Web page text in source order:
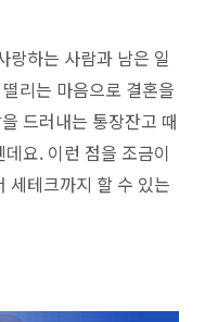
랑하는 사람과 남은 일
리는 마음으로 결혼을
드러내는 통장잔고 때
요. 이런 점을 조금이
세테크까지 할 수 있는